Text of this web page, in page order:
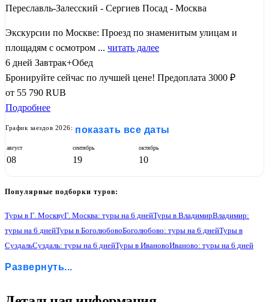
1
Переславль-Залесский - Сергиев Посад - Москва
Экскурсии по Москве: Проезд по знаменитым улицам и
площадям с осмотром ... читать далее
6 дней Завтрак+Обед
Бронируйте сейчас по лучшей цене! Предоплата 3000 ₽
от 55 790 RUB
Подробнее
График заездов 2026: показать все даты
август
08
сентябрь
19
октябрь
10
Популярные подборки туров:
Туры в Г. МосквуГ. Москва: туры на 6 днейТуры в ВладимирВладимир:
туры на 6 днейТуры в БоголюбовоБоголюбово: туры на 6 днейТуры в
СуздальСуздаль: туры на 6 днейТуры в ИвановоИваново: туры на 6 дней
Ярославль: туры на 6 дней
Переславль-Залесский: туры на 6 дней
Развернуть...